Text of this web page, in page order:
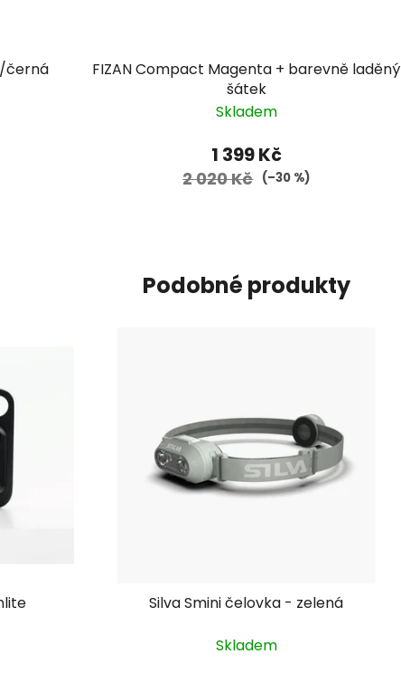
černá
FIZAN Compact Magenta + barevně laděný
šátek
Skladem
1 399 Kč
2 020 Kč (–30 %)
Podobné produkty
Silva Smini čelovka - zelená
Skladem